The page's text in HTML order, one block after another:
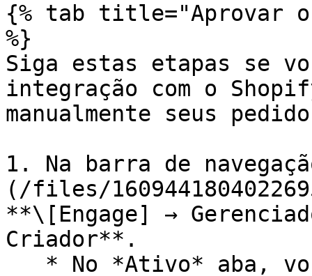
{% tab title="Aprovar
%}
Siga estas etapas se
integração com o
manualmente seus
1. Na barra de
(/files/
**\[Engage] →
Criador**.